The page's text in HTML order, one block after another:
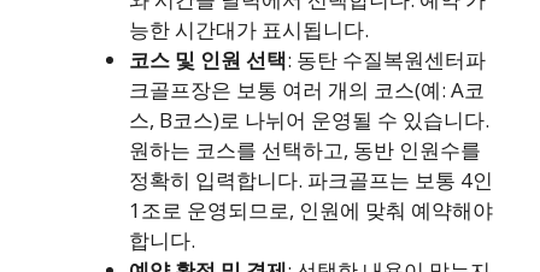
능한 시간대가 표시됩니다.
코스 및 인원 선택: 동탄 수질복원센터파
크골프장은 보통 여러 개의 코스(예: A코
스, B코스)로 나뉘어 운영될 수 있습니다.
원하는 코스를 선택하고, 동반 인원수를
정확히 입력합니다. 파크골프는 보통 4인
1조로 운영되므로, 인원에 맞춰 예약해야
합니다.